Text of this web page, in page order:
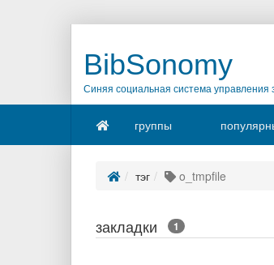
BibSonomy
Синяя социальная система управления
группы
тэг o_tmpfile
закладки 1